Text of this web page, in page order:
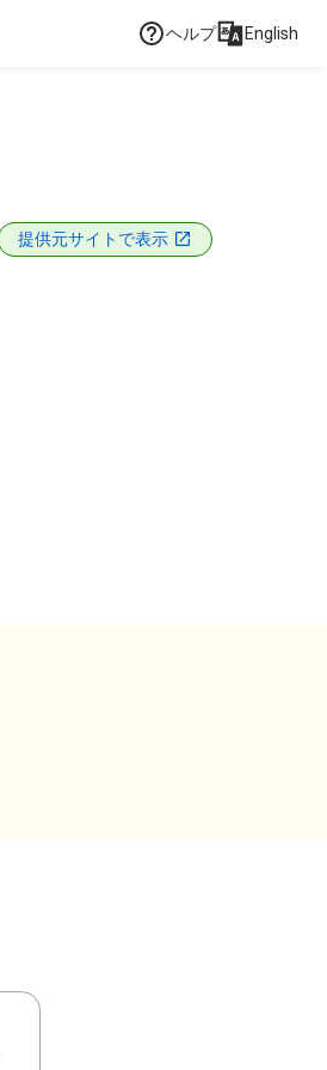
ヘルプ English
提供元サイトで表示